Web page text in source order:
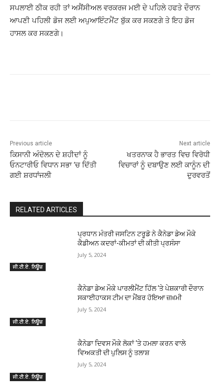
ਸਪਲਾਈ ਠੀਕ ਰਹੀ ਤਾਂ ਅਸੈਂਸੀਅਲ ਵਰਕਰਜ ਮਈ ਦੇ ਪਹਿਲੇ ਹਫਤੇ ਦੌਰਾਨ
ਆਪਣੀ ਪਹਿਲੀ ਡੋਜ ਲਈ ਅਪੁਆਇੰਟਮੈਂਟ ਬੁੱਕ ਕਰ ਸਕਣਗੇ ਤੇ ਇਹ ਡੋਜ
ਹਾਸਲ ਕਰ ਸਕਣਗੇ।
Previous article
ਕਿਸਾਨੀ ਅੰਦੋਲਨ ਦੇ ਸ਼ਹੀਦਾਂ ਨੂੰ
ਓਨਟਾਰੀਓ ਵਿਧਾਨ ਸਭਾ ‘ਚ ਦਿੱਤੀ
ਗਈ ਸ਼ਰਧਾਂਜਲੀ
Next article
ਖਤਰਨਾਕ ਹੈ ਭਾਰਤ ਵਿਚ ਵਿਰੋਧੀ
ਵਿਚਾਰਾਂ ਨੂੰ ਦਬਾਉਣ ਲਈ ਕਾਨੂੰਨ ਦੀ
ਦੁਰਵਰਤੋਂ
RELATED ARTICLES
ਜੀ.ਟੀ.ਏ. ਨਿਊਜ਼
ਪ੍ਰਧਾਨ ਮੰਤਰੀ ਜਸਟਿਨ ਟਰੂਡੋ ਨੇ ਕੈਨੇਡਾ ਡੇਅ ਮੌਕੇ
ਕੈਡੀਅਨ ਕਦਰਾਂ-ਕੀਮਤਾਂ ਦੀ ਕੀਤੀ ਪ੍ਰਸੰਸਾ
July 5, 2024
ਜੀ.ਟੀ.ਏ. ਨਿਊਜ਼
ਕੈਨੇਡਾ ਡੇਅ ਮੌਕੇ ਪਾਰਲੀਮੈਂਟ ਹਿੱਲ ‘ਤੇ ਪੇਸ਼ਕਾਰੀ ਦੌਰਾਨ
ਸਕਾਈਹਾਕਸ ਟੀਮ ਦਾ ਮੈਂਬਰ ਹੋਇਆ ਜ਼ਖ਼ਮੀ
July 5, 2024
ਜੀ.ਟੀ.ਏ. ਨਿਊਜ਼
ਕੈਨੇਡਾ ਦਿਵਸ ਮੌਕੇ ਲੋਕਾਂ ‘ਤੇ ਹਮਲਾ ਕਰਨ ਵਾਲੇ
ਵਿਅਕਤੀ ਦੀ ਪੁਲਿਸ ਨੂੰ ਤਲਾਸ਼
July 5, 2024